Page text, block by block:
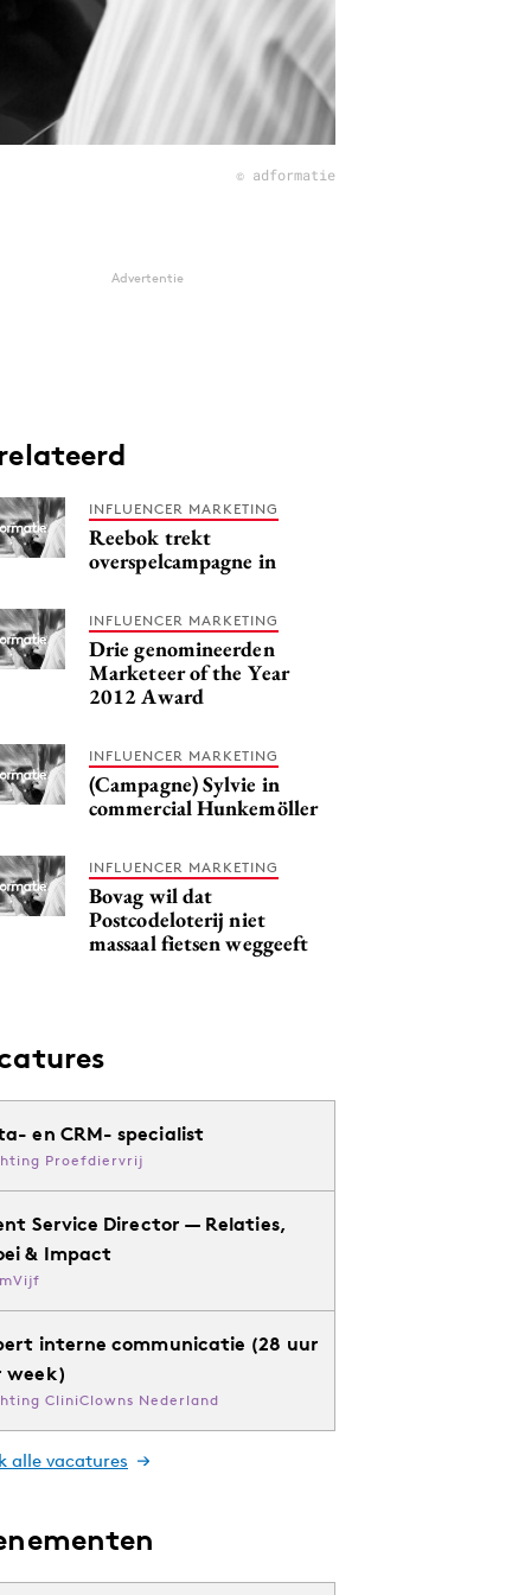
© adformatie
Advertentie
INFLUENCER MARKETING
Reebok trekt
overspelcampagne in
INFLUENCER MARKETING
Drie genomineerden
Marketeer of the Year
2012 Award
INFLUENCER MARKETING
(Campagne) Sylvie in
commercial Hunkemöller
INFLUENCER MARKETING
Bovag wil dat
Postcodeloterij niet
massaal fietsen weggeeft
en CRM- specialist
Proefdiervrij
Service Director — Relaties,
& Impact
interne communicatie (28 uur
week)
CliniClowns Nederland
alle vacatures